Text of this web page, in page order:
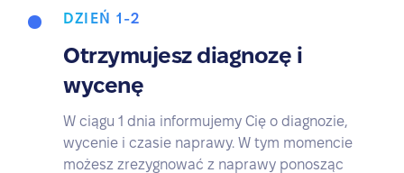
DZIEŃ 1-2
Otrzymujesz diagnozę i
wycenę
W ciągu 1 dnia informujemy Cię o diagnozie,
wycenie i czasie naprawy. W tym momencie
możesz zrezygnować z naprawy ponosząc